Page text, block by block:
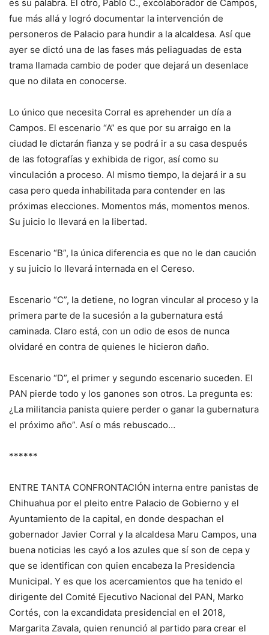
es su palabra. El otro, Pablo C., excolaborador de Campos,
fue más allá y logró documentar la intervención de
personeros de Palacio para hundir a la alcaldesa. Así que
ayer se dictó una de las fases más peliaguadas de esta
trama llamada cambio de poder que dejará un desenlace
que no dilata en conocerse.
Lo único que necesita Corral es aprehender un día a
Campos. El escenario “A” es que por su arraigo en la
ciudad le dictarán fianza y se podrá ir a su casa después
de las fotografías y exhibida de rigor, así como su
vinculación a proceso. Al mismo tiempo, la dejará ir a su
casa pero queda inhabilitada para contender en las
próximas elecciones. Momentos más, momentos menos.
Su juicio lo llevará en la libertad.
Escenario “B”, la única diferencia es que no le dan caución
y su juicio lo llevará internada en el Cereso.
Escenario “C”, la detiene, no logran vincular al proceso y la
primera parte de la sucesión a la gubernatura está
caminada. Claro está, con un odio de esos de nunca
olvidaré en contra de quienes le hicieron daño.
Escenario “D”, el primer y segundo escenario suceden. El
PAN pierde todo y los ganones son otros. La pregunta es:
¿La militancia panista quiere perder o ganar la gubernatura
el próximo año”. Así o más rebuscado…
******
ENTRE TANTA CONFRONTACIÓN interna entre panistas de
Chihuahua por el pleito entre Palacio de Gobierno y el
Ayuntamiento de la capital, en donde despachan el
gobernador Javier Corral y la alcaldesa Maru Campos, una
buena noticias les cayó a los azules que sí son de cepa y
que se identifican con quien encabeza la Presidencia
Municipal. Y es que los acercamientos que ha tenido el
dirigente del Comité Ejecutivo Nacional del PAN, Marko
Cortés, con la excandidata presidencial en el 2018,
Margarita Zavala, quien renunció al partido para crear el